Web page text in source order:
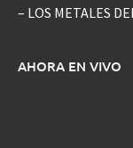
– LOS METALES
AHORA EN VIVO